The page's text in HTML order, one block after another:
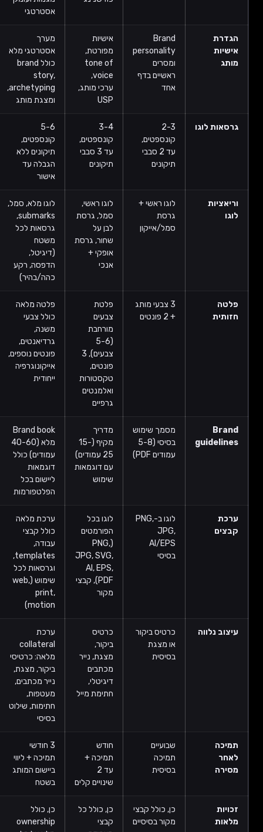
אסטרטגי
הגדרת
אישיות
מותג
Brand
personality
ומסרים
ראשיים בדף
אחד
אישיות
מפורטת,
tone of
voice,
ערכי מותג,
USP
מערך
אסטרטגי מלא
כולל brand
story,
archetyping,
ומצגת מותג
גרסאות לוגו
2-3
קונספטים,
עד 2 סבבי
תיקונים
3-4
קונספטים,
עד 3 סבבי
תיקונים
5-6
קונספטים,
תיקונים ללא
הגבלה עד
אישור
וריאציות
לוגו
לוגו ראשי +
גרסת
סמל/אייקון
לוגו ראשי,
סמל, גרסת
לבן על
שחור, גרסת
אופקי +
אנכי
לוגו מלא, סמל,
submarks,
גרסאות לכל
משטח
(דיגיטל,
הדפסה, רקע
כהה/בהיר)
פלטה
חזותית
3 צבעי מותג
+ 2 פונטים
פלטת
צבעים
מורחבת
(5-6
צבעים), 3
פונטים,
טקסטורות
ואלמנטים
גרפיים
פלטה מלאה
כולל צבעי
משנה,
גרדיאנטים,
פונטים נוספים,
אייקונוגרפיה
ייחודית
Brand
guidelines
מסמך שימוש
בסיסי (5-8
עמודים PDF)
מדריך
מקיף (15-
25 עמודים)
עם דוגמאות
שימוש
Brand book
מלא (40-60
עמודים) כולל
דוגמאות
ליישום בכל
הפלטפורמות
ערכת
קבצים
לוגו ב-PNG,
JPG,
AI/EPS
בסיסי
לוגו בכל
הפורמטים
(PNG,
JPG, SVG,
AI, EPS,
PDF), קבצי
מקור
ערכת מלאה
כולל קבצי
עבודה,
templates,
וגרסאות לכל
שימוש (web,
print,
motion)
עיצוב נלווה
כרטיס ביקור
או מצגת
בסיסית
כרטיס
ביקור,
מצגת, נייר
מכתבים
דיגיטלי,
חתימת מייל
ערכת
collateral
מלאה: כרטיסי
ביקור, מצגת,
נייר מכתבים,
מעטפות,
חתימות, שילוט
בסיסי
תמיכה
לאחר
מסירה
שבועיים
תמיכה
בסיסית
חודש
תמיכה +
עד 2
שינויים קלים
3 חודשי
תמיכה + ליווי
ביישום המותג
בשטח
זכויות
מלאות
כן, כולל קבצי
מקור בסיסיים
כן, כולל כל
קבצי
כן, כולל
ownership